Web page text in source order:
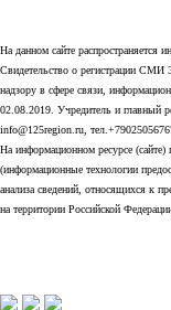
На данном сайте распространяется
Свидетельство о регистрации
надзору в сфере связи,
02.08.2019. Учредитель и главный
info@125region.ru,
На информационном ресурсе (сайте)
(информационные технологии
анализа сведений, относящихся к
на территории Российской